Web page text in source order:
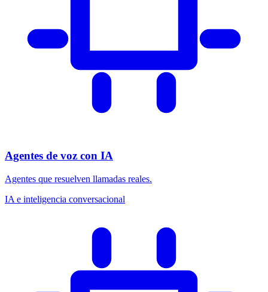
Agentes de voz con IA
Agentes que resuelven llamadas reales.
IA e inteligencia conversacional